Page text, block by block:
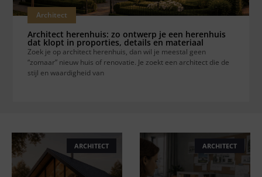
Architect
Architect herenhuis: zo ontwerp je een herenhuis
dat klopt in proporties, details en materiaal
Zoek je op architect herenhuis, dan wil je meestal geen
“zomaar” nieuw huis of renovatie. Je zoekt een architect die de
stijl en waardigheid van
ARCHITECT ARCHITECT